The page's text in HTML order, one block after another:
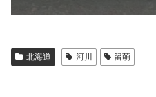
北海道 河川 留萌